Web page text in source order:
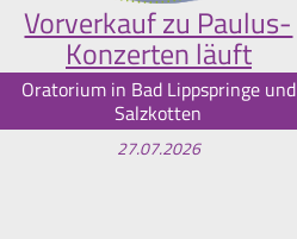
Vorverkauf zu Paulus-
Konzerten läuft
Oratorium in Bad Lippspringe und
Salzkotten
27.07.2026